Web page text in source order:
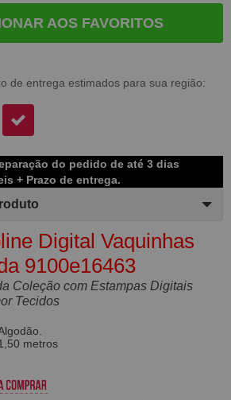
AOS FAVORITOS
de entrega estimados para sua região:
do pedido de até 3 dias
+ Prazo de entrega.
Digital Vaquinhas
9100e16463
Coleção com Estampas Digitais
Tecidos
metros